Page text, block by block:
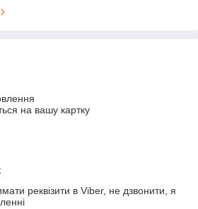
на вашу картку
реквізити в Viber, не дзвонити, я